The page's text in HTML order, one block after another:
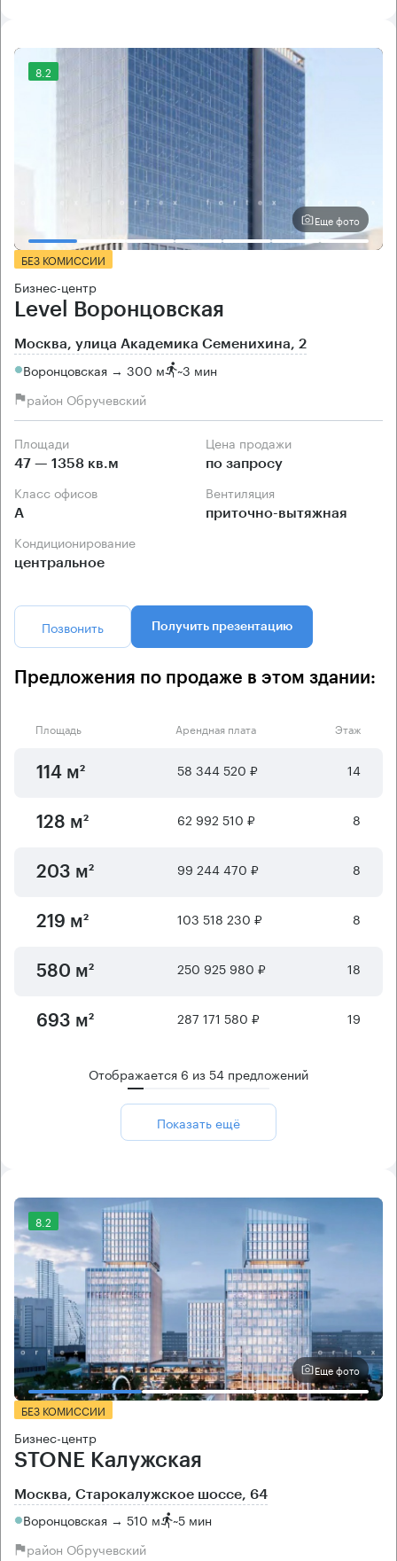
8.2
Еще фото
БЕЗ КОМИССИИ
Бизнес-центр
Level Воронцовская
Москва, улица Академика Семенихина, 2
Воронцовская → 300 м ~3 мин
район Обручевский
Площади
47 — 1358 кв.м
Цена продажи
по запросу
Класс офисов
А
Вентиляция
приточно-вытяжная
Кондиционирование
центральное
Позвонить Получить презентацию
Предложения по продаже в этом здании:
Площадь Арендная плата Этаж
114 м² 58 344 520 ₽ 14
128 м² 62 992 510 ₽ 8
203 м² 99 244 470 ₽ 8
219 м² 103 518 230 ₽ 8
580 м² 250 925 980 ₽ 18
693 м² 287 171 580 ₽ 19
Отображается 6 из54 предложений
Показать ещё
8.2
Еще фото
БЕЗ КОМИССИИ
Бизнес-центр
STONE Калужская
Москва, Старокалужское шоссе, 64
Воронцовская → 510 м ~5 мин
район Обручевский